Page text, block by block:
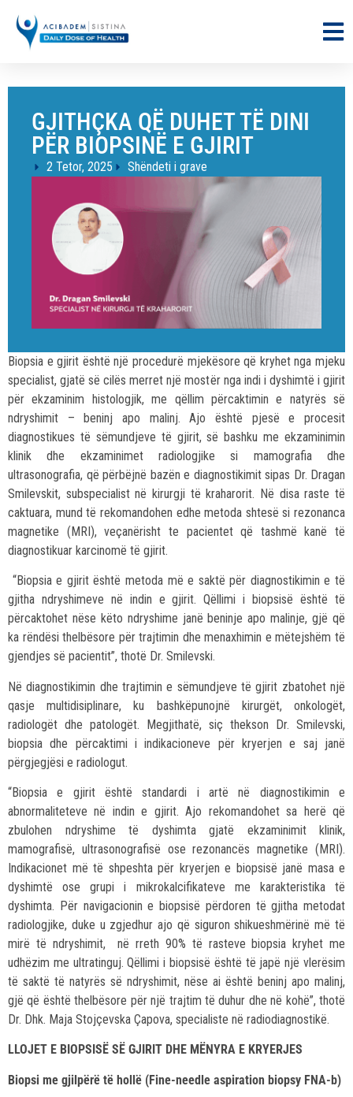
GJITHÇKA QË DUHET TË DINI
PËR BIOPSINË E GJIRIT
2 Tetor, 2025 Shëndeti i grave
Biopsia e gjirit është një procedurë mjekësore që kryhet nga mjeku
specialist, gjatë së cilës merret një mostër nga indi i dyshimtë i gjirit
për ekzaminim histologjik, me qëllim përcaktimin e natyrës së
ndryshimit – beninj apo malinj. Ajo është pjesë e procesit
diagnostikues të sëmundjeve të gjirit, së bashku me ekzaminimin
klinik dhe ekzaminimet radiologjike si mamografia dhe
ultrasonografia, që përbëjnë bazën e diagnostikimit sipas Dr. Dragan
Smilevskit, subspecialist në kirurgji të kraharorit. Në disa raste të
caktuara, mund të rekomandohen edhe metoda shtesë si rezonanca
magnetike (MRI), veçanërisht te pacientet që tashmë kanë të
diagnostikuar karcinomë të gjirit.
“Biopsia e gjirit është metoda më e saktë për diagnostikimin e të
gjitha ndryshimeve në indin e gjirit. Qëllimi i biopsisë është të
përcaktohet nëse këto ndryshime janë beninje apo malinje, gjë që
ka rëndësi thelbësore për trajtimin dhe menaxhimin e mëtejshëm të
gjendjes së pacientit”, thotë Dr. Smilevski.
Në diagnostikimin dhe trajtimin e sëmundjeve të gjirit zbatohet një
qasje multidisiplinare, ku bashkëpunojnë kirurgët, onkologët,
radiologët dhe patologët. Megjithatë, siç thekson Dr. Smilevski,
biopsia dhe përcaktimi i indikacioneve për kryerjen e saj janë
përgjegjësi e radiologut.
“Biopsia e gjirit është standardi i artë në diagnostikimin e
abnormaliteteve në indin e gjirit. Ajo rekomandohet sa herë që
zbulohen ndryshime të dyshimta gjatë ekzaminimit klinik,
mamografisë, ultrasonografisë ose rezonancës magnetike (MRI).
Indikacionet më të shpeshta për kryerjen e biopsisë janë masa e
dyshimtë ose grupi i mikrokalcifikateve me karakteristika të
dyshimta. Për navigacionin e biopsisë përdoren të gjitha metodat
radiologjike, duke u zgjedhur ajo që siguron shikueshmërinë më të
mirë të ndryshimit, në rreth 90% të rasteve biopsia kryhet me
udhëzim me ultratinguj. Qëllimi i biopsisë është të japë një vlerësim
të saktë të natyrës së ndryshimit, nëse ai është beninj apo malinj,
gjë që është thelbësore për një trajtim të duhur dhe në kohë”, thotë
Dr. Dhk. Maja Stojçevska Çapova, specialiste në radiodiagnostikë.
LLOJET E BIOPSISË SË GJIRIT DHE MËNYRA E KRYERJES
Biopsi me gjilpërë të hollë (Fine-needle aspiration biopsy FNA-b)